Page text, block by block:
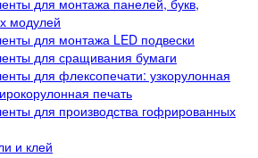
для монтажа панелей, букв,
модулей
для монтажа LED подвески
для сращивания бумаги
для флексопечати: узкорулонная
печать
для производства гофрированных
и клей